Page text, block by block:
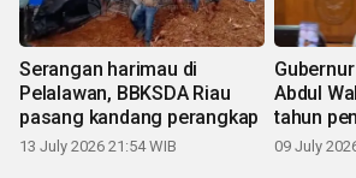
Serangan harimau di
Pelalawan, BBKSDA Riau
pasang kandang perangkap
13 July 2026 21:54 WIB
Abdul
tahun
09 July